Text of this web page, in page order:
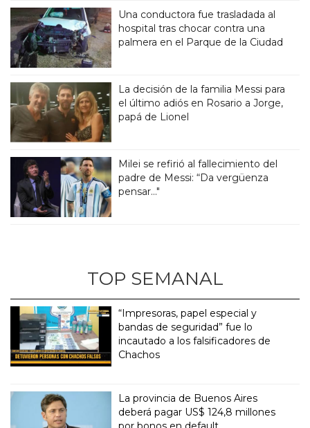
Una conductora fue trasladada al
hospital tras chocar contra una
palmera en el Parque de la Ciudad
La decisión de la familia Messi para
el último adiós en Rosario a Jorge,
papá de Lionel
Milei se refirió al fallecimiento del
padre de Messi: “Da vergüenza
pensar..."
TOP SEMANAL
“Impresoras, papel especial y
bandas de seguridad” fue lo
incautado a los falsificadores de
Chachos
La provincia de Buenos Aires
deberá pagar US$ 124,8 millones